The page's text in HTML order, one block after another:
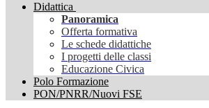
Didattica
Panoramica
Offerta formativa
Le schede didattiche
I progetti delle classi
Educazione Civica
Polo Formazione
PON/PNRR/Nuovi FSE